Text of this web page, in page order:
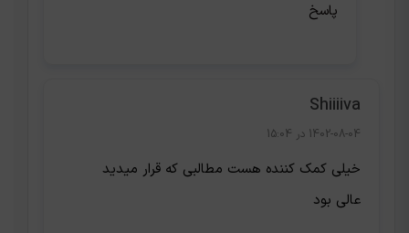
پاسخ
Shiiiiva
1402-08-04 در 15:04
خیلی کمک کننده هست مطالبی که قرار میدید
عالی بود